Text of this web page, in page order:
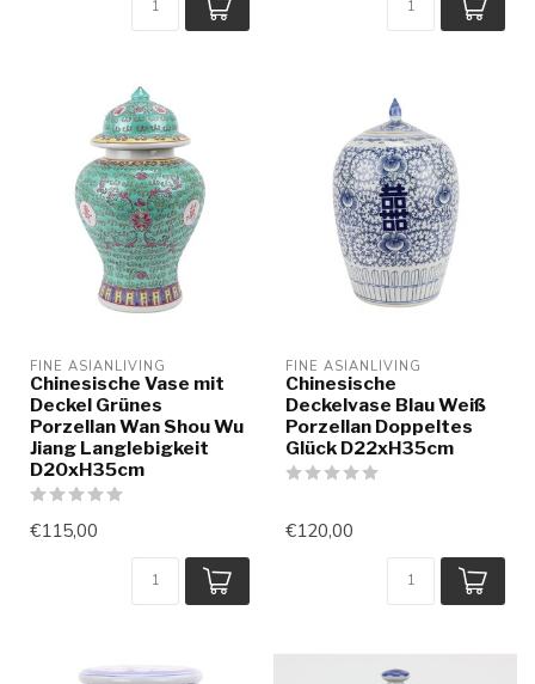
FINE ASIANLIVING
Chinesische Vase mit
Deckel Grünes
Porzellan Wan Shou Wu
Jiang Langlebigkeit
D20xH35cm
€115,00
FINE ASIANLIVING
Chinesische
Deckelvase Blau Weiß
Porzellan Doppeltes
Glück D22xH35cm
€120,00